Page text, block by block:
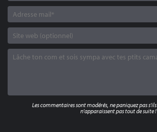
Les commentaires sont modérés, ne paniquez pas s'ils
n'apparaissent pas tout de suite !